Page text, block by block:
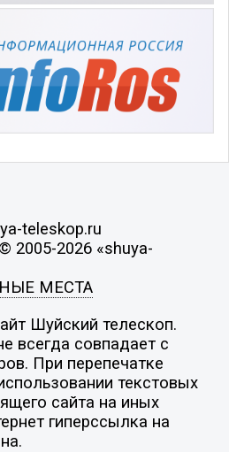
teleskop.ru
2005-2026 «shuya-
МЕСТА
Шуйский телескоп.
всегда совпадает с
При перепечатке
текстовых
сайта на иных
гиперссылка на